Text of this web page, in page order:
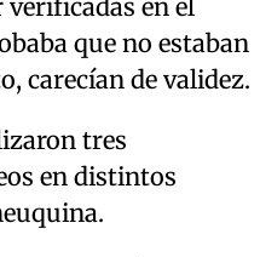
verificadas en el
que no estaban
carecían de validez.
tres
en distintos